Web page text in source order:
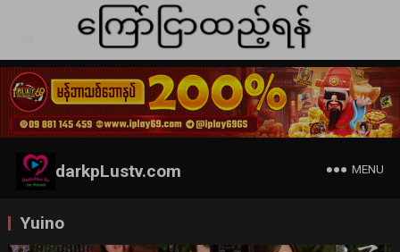
darkpLustv.com MENU
Yuino